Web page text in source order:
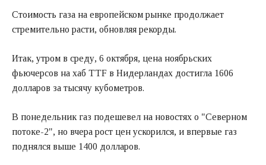
Стоимость газа на европейском рынке продолжает
стремительно расти, обновляя рекорды.
Итак, утром в среду, 6 октября, цена ноябрьских
фьючерсов на хаб TTF в Нидерландах достигла 1606
долларов за тысячу кубометров.
В понедельник газ подешевел на новостях о "Северном
потоке-2", но вчера рост цен ускорился, и впервые газ
поднялся выше 1400 долларов.